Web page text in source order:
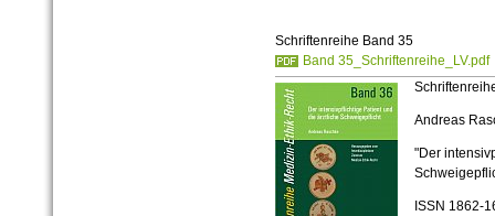
Schriftenreihe Band 35
Band 35_Schriftenreihe_LV.pdf
Andreas
"Der
ISSN 1862-